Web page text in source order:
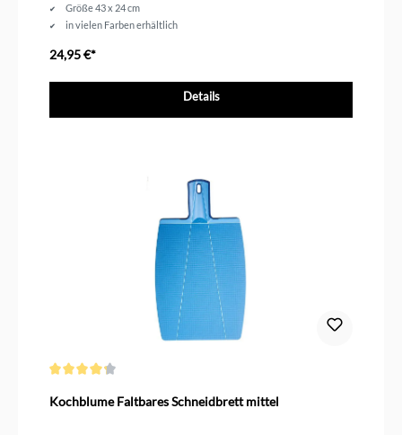
Größe 43 x 24 cm
in vielen Farben erhältlich
24,95 €*
Details
Kochblume Faltbares Schneidbrett mittel